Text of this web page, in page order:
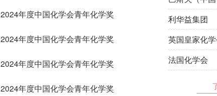
2024年度中国化学会青年化学奖
2024年度中国化学会青年化学奖
2024年度中国化学会青年化学奖
2024年度中国化学会青年化学奖
利华益集团
英国皇家化
法国化学会